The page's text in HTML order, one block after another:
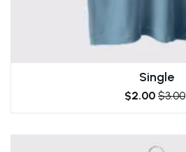
Single
$3.00
$2.00